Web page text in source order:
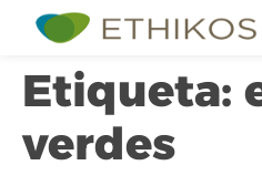
Etiqueta:
verdes